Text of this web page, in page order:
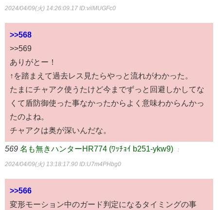
2024/04/09(火) 14:26:09.17 ID:vilMUGFc0
>>568
>>569
ありがとー！
↑を踏まえて過去レス見たらやっと流れがわかった。
たまにチャアク使うたけど今までずっと回避しかしてな
くて盾防御使った事なかったからよく意味わからんかっ
たのよね。
チャアクは奥が深いんだな。
569 名も無きハンターHR774 (ﾜｯﾁｮｲ b251-ykw9) ：
2024/04/09(火) 13:18:17.90 ID:U7m4PHbg0
>>566
変形モーション中のガード判定になるタイミングの事